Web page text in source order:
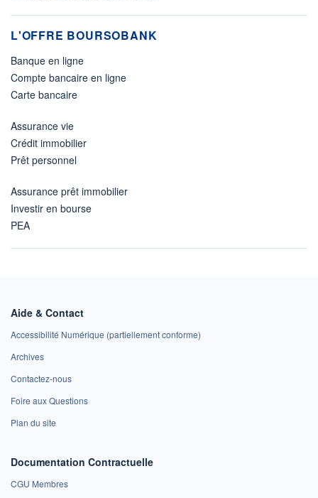
L'OFFRE BOURSOBANK
Banque en ligne
Compte bancaire en ligne
Carte bancaire
Assurance vie
Crédit immobilier
Prêt personnel
Assurance prêt immobilier
Investir en bourse
PEA
Aide & Contact
Accessibilité Numérique (partiellement conforme)
Archives
Contactez-nous
Foire aux Questions
Plan du site
Documentation Contractuelle
CGU Membres